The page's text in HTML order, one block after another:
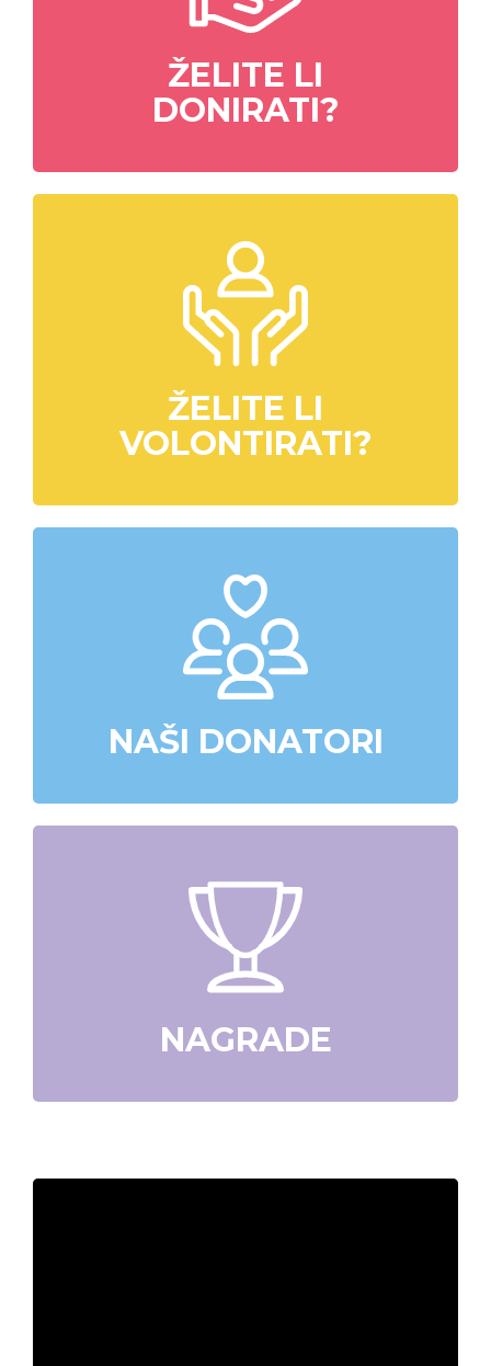
ŽELITE LI
DONIRATI?
ŽELITE LI
VOLONTIRATI?
NAŠI DONATORI
NAGRADE
Video